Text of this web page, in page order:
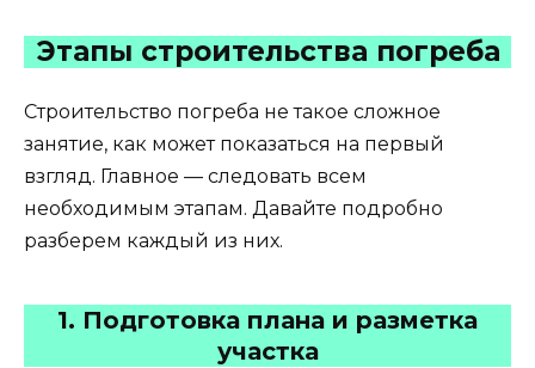
Этапы строительства погреба
Строительство погреба не такое сложное
занятие, как может показаться на первый
взгляд. Главное — следовать всем
необходимым этапам. Давайте подробно
разберем каждый из них.
1. Подготовка плана и разметка
участка